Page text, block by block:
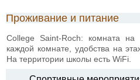
Проживание и питание
College Saint-Roch: комната
каждой комнате, удобства на
На территории школы есть WiFi.